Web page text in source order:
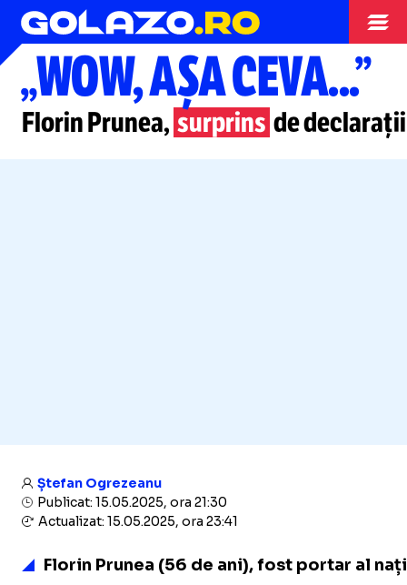
Nationala
„WOW, AȘA CEVA...”
Florin Prunea, surprins de
Ștefan Ogrezeanu
Publicat: 15.05.2025, ora 21:30
Actualizat: 15.05.2025, ora 23:41
Florin Prunea (56 de ani), fost portar al